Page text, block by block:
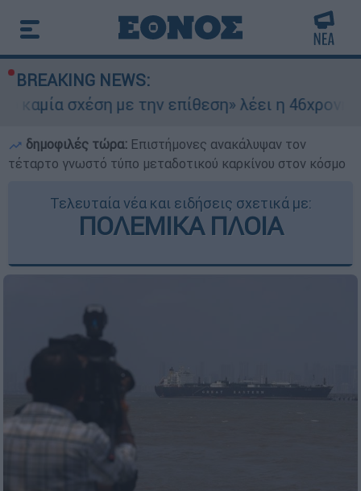
BREAKING NEWS:
με την επίθεση» λέει η 46χρονη - Τι
δημοφιλές τώρα: Επιστήμονες ανακάλυψαν τον
τέταρτο γνωστό τύπο μεταδοτικού καρκίνου στον κόσμο
Τελευταία νέα και ειδήσεις σχετικά με:
ΠΟΛΕΜΙΚΑ ΠΛΟΙΑ